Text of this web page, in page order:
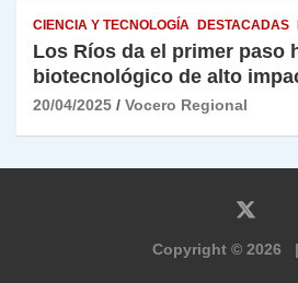
CIENCIA Y TECNOLOGÍA DESTACADAS
Los Ríos da el primer paso
biotecnológico de alto
20/04/2025 Vocero Regional
Copyright © 2026